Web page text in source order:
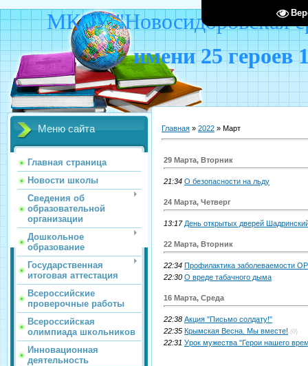
МКОУ "Новосидоровская
имени 25 героев
Меню сайта
Главная страница
Новости школы
Сведения об
образовательной
организации
Дошкольное
образование
Государственная
итоговая аттестация
Всероссийские
проверочные работы
Всероссийская
олимпиада школьников
Инновационная
деятельность
Главная » 2022 » Март
29 Марта, Вторник
21:34 О безопасности на льду
24 Марта, Четверг
13:17 День открытых дверей
22 Марта, Вторник
22:34 Профилактика заболеваемости
22:30 О вреде табачного дыма
16 Марта, Среда
22:38 Акция "Письмо солдату!"
22:35 Крымская Весна. Мы вместе! (0)
22:31 Урок мужества "Герои нашего